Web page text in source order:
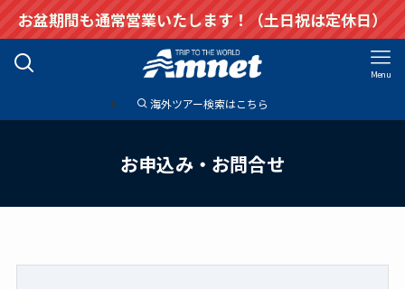
お盆期間も通常営業いたします！（土日祝は定休日）
Menu
海外ツアー検索はこちら
お申込み・お問合せ